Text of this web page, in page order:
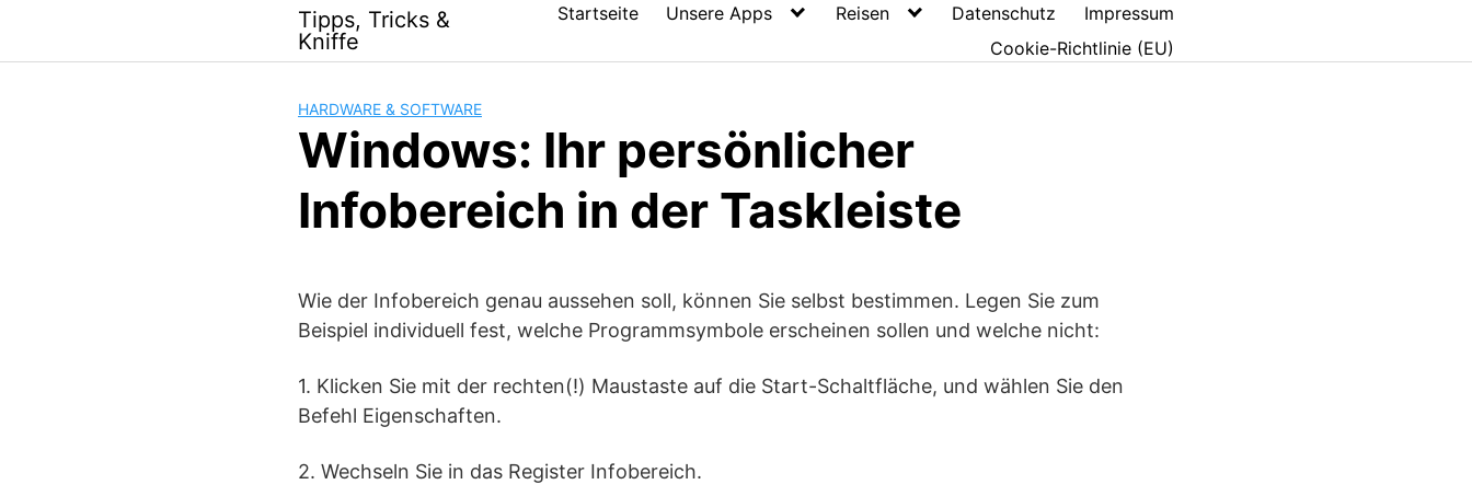
content
Tipps, Tricks &
Kniffe
Startseite Unsere Apps Reisen Datenschutz
Impressum
Cookie-Richtlinie (EU)
HARDWARE & SOFTWARE
Windows: Ihr persönlicher
Infobereich in der Taskleiste
Wie der Infobereich genau aussehen soll, können Sie selbst bestimmen. Legen Sie zum
Beispiel individuell fest, welche Programmsymbole erscheinen sollen und welche nicht:
1. Klicken Sie mit der rechten(!) Maustaste auf die Start-Schaltfläche, und wählen Sie den
Befehl Eigenschaften.
2. Wechseln Sie in das Register Infobereich.